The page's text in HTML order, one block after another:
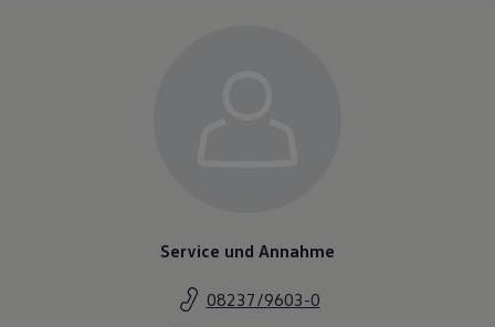
Service und Annahme
08237/9603-0